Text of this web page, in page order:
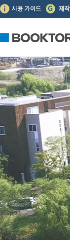
글로벌메뉴 바로가기
본문 바로가기
하단메뉴 바로가기
차원이 다른 인쇄 서비스